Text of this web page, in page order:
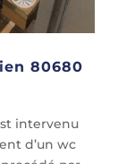
80680
intervenu
d’un wc